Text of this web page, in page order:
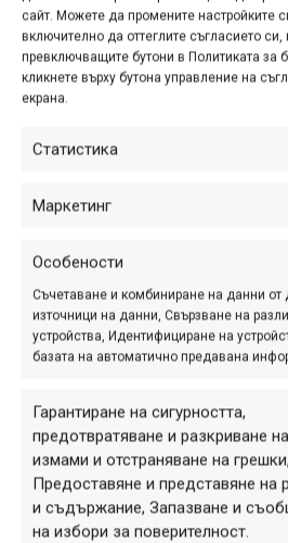
сайт. Можете да промените настройките
включително да оттеглите съгласието си,
превключващите бутони в Политиката за
кликнете върху бутона управление на
екрана.
Статистика
Маркетинг
Особености
Съчетаване и комбиниране на данни от
източници на данни, Свързване на
устройства, Идентифициране на
базата на автоматично предавана
Гарантиране на сигурността,
предотвратяване и разкриване на
измами и отстраняване на грешки,
Предоставяне и представяне на
и съдържание, Запазване и
на избори за поверителност.
се приготвите за рязко
например. Командата за това
може да бъде зададена както
автоматично.
Както сме свикнали при е-
скоростни системи, параметрите
бъдат допълнително
приложение. Така например